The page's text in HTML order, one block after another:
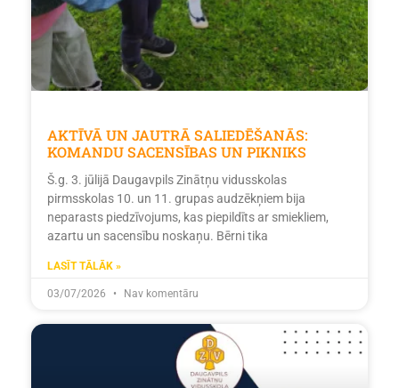
AKTĪVĀ UN JAUTRĀ SALIEDĒŠANĀS:
KOMANDU SACENSĪBAS UN PIKNIKS
Š.g. 3. jūlijā Daugavpils Zinātņu vidusskolas
pirmsskolas 10. un 11. grupas audzēkņiem bija
neparasts piedzīvojums, kas piepildīts ar smiekliem,
azartu un sacensību noskaņu. Bērni tika
LASĪT TĀLĀK »
03/07/2026 Nav komentāru